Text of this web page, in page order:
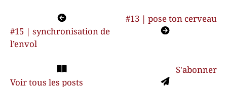
Navigation
de
#13 | pose ton cerveau
#15 | synchronisation de
l’envol
Voir tous les posts
S'abonner